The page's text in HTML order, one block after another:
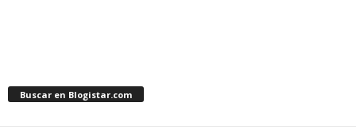
Buscar en Blogistar.com